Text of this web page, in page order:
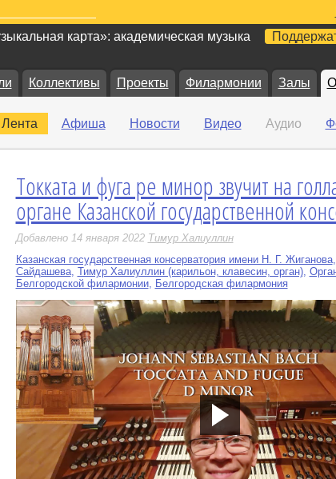
карта»: академическая музыка
Коллективы Проекты Филармонии Залы
Лента Афиша Новости Видео Аудио
Токката и фуга ре минор звучит на
органе Казанской государственной
Добавлено 14 января 2022 Тимур Халиуллин
Казанская государственная консерватория имени Н. Г. Жиганова,
Сайдашева, Тимур Халиуллин (карильон, клавесин, орган),
Белгородской филармонии, Белгородская филармония